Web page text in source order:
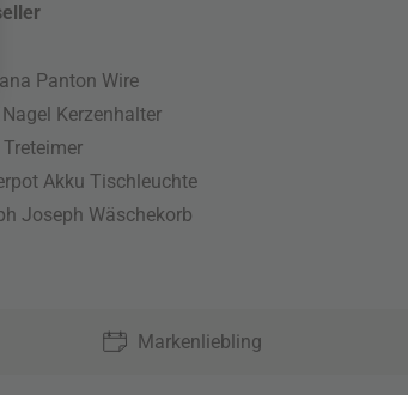
Panton Wire
Kerzenhalter
Akku Tischleuchte
Joseph Wäschekorb
Markenliebling